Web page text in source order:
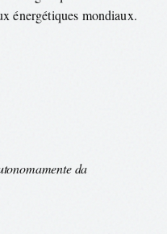
énergétiques mondiaux.
da